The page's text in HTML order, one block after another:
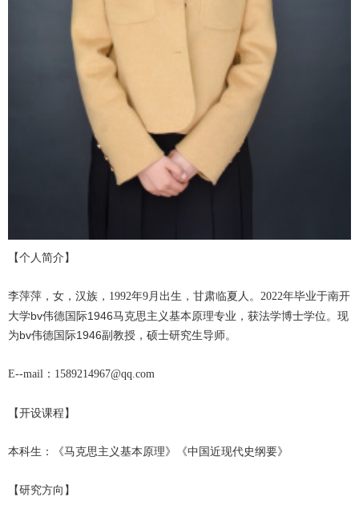
【个人简介】
李萍萍，女，汉族， 1992年9月出生，甘肃临夏人。 2022年毕业于南开
大学bv伟德国际1946马克思主义基本原理专业，获法学博士学位。现
为bv伟德国际1946副教授，硕士研究生导师。
E--mail ： 1589214967@qq.com
【开设课程】
本科生：《马克思主义基本原理》《中国近现代史纲要》
【研究方向】